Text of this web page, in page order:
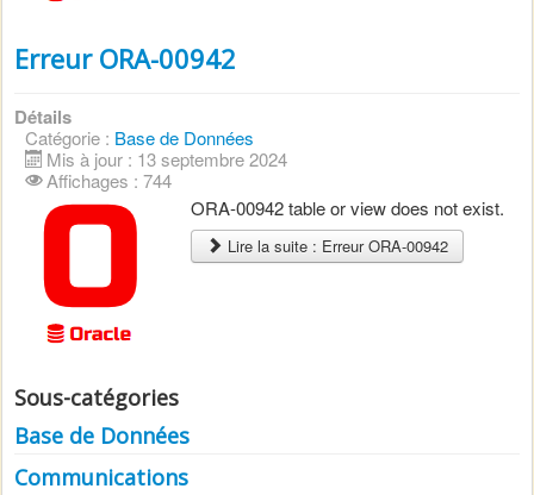
Erreur ORA-00942
Détails
Catégorie : Base de Données
Mis à jour : 13 septembre 2024
Affichages : 744
ORA-00942 table or view does not exist.
Lire la suite : Erreur ORA-00942
Sous-catégories
Base de Données
Communications